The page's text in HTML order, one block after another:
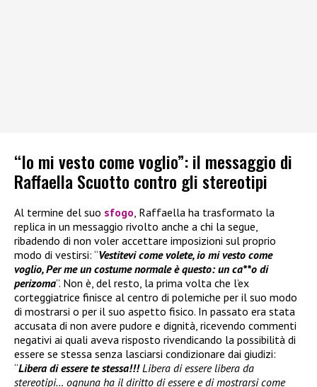
“Io mi vesto come voglio”: il messaggio di
Raffaella Scuotto contro gli stereotipi
Al termine del suo sfogo, Raffaella ha trasformato la
replica in un messaggio rivolto anche a chi la segue,
ribadendo di non voler accettare imposizioni sul proprio
modo di vestirsi: “Vestitevi come volete, io mi vesto come
voglio, Per me un costume normale è questo: un ca**o di
perizoma”. Non è, del resto, la prima volta che l’ex
corteggiatrice finisce al centro di polemiche per il suo modo
di mostrarsi o per il suo aspetto fisico. In passato era stata
accusata di non avere pudore e dignità, ricevendo commenti
negativi ai quali aveva risposto rivendicando la possibilità di
essere se stessa senza lasciarsi condizionare dai giudizi:
“Libera di essere te stessa!!!Libera di essere libera da
stereotipi… ognuna ha il diritto di essere e di mostrarsi come